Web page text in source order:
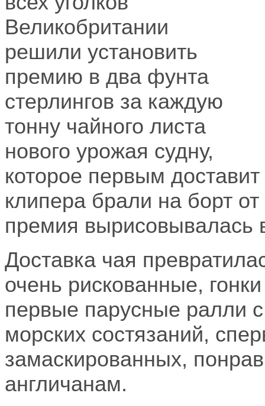
Великобритании
решили установить
премию в два фунта
стерлингов за каждую
тонну чайного листа
нового урожая судну,
которое первым
клипера брали на борт
премия вырисовывалась
Доставка чая
очень рискованные,
первые парусные ралли
морских состязаний,
замаскированных,
англичанам.